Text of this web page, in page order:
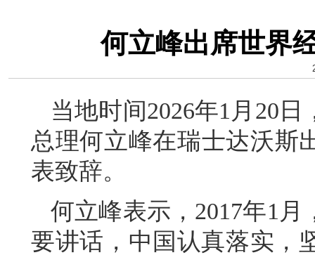
何立峰出席世界
当地时间2026年1月20
总理何立峰在瑞士达沃斯
表致辞。
何立峰表示，2017年1
要讲话，中国认真落实，